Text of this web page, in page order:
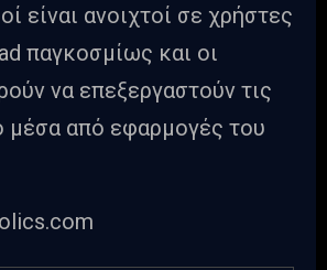
είναι ανοιχτοί σε χρήστες
παγκοσμίως και οι
να επεξεργαστούν τις
μέσα από εφαρμογές του